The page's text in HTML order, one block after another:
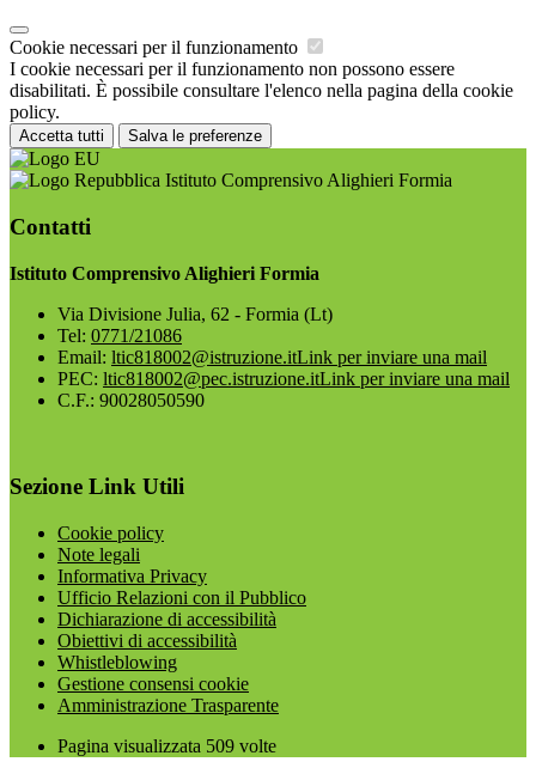
Cookie necessari per il funzionamento
I cookie necessari per il funzionamento non possono essere
disabilitati. È possibile consultare l'elenco nella pagina della cookie
policy.
Accetta tutti Salva le preferenze
Istituto Comprensivo Alighieri Formia
Contatti
Istituto Comprensivo Alighieri Formia
Via Divisione Julia, 62 - Formia (Lt)
Tel: 0771/21086
Email: ltic818002@istruzione.itLink per inviare una mail
PEC: ltic818002@pec.istruzione.itLink per inviare una mail
C.F.: 90028050590
Sezione Link Utili
Cookie policy
Note legali
Informativa Privacy
Ufficio Relazioni con il Pubblico
Dichiarazione di accessibilità
Obiettivi di accessibilità
Whistleblowing
Gestione consensi cookie
Amministrazione Trasparente
Pagina visualizzata 509 volte